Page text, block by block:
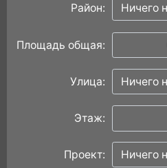
Район: Ничего
Площадь общая:
Улица: Ничего
Этаж:
Проект: Ничего